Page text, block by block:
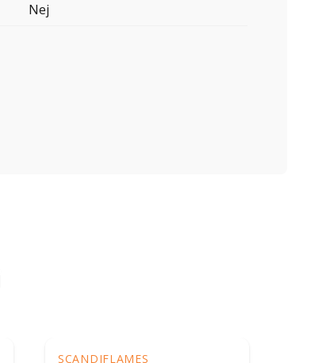
Nej
SCANDIFLAMES